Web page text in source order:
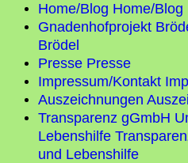
Home/Blog Home/Blog
Gnadenhofprojekt
Brödel
Presse Presse
Impressum/Kontakt
Auszeichnungen
Transparenz gGmbH
Lebenshilfe
und Lebenshilfe